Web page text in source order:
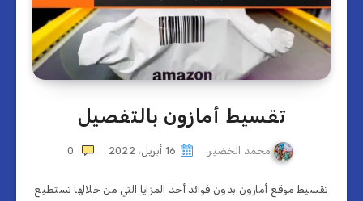
تقسيط أمازون بالتفصيل
محمد الخضير 16 أبريل، 2022 0
تقسيط موقع أمازون بدون فوائد أحد المزايا التي من خلالها تستطيع